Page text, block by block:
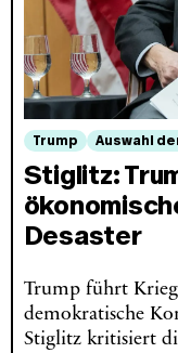
Trump Auswahl
Stiglitz:
Desaster
Trump führt
demokratische
Stiglitz kritisiert